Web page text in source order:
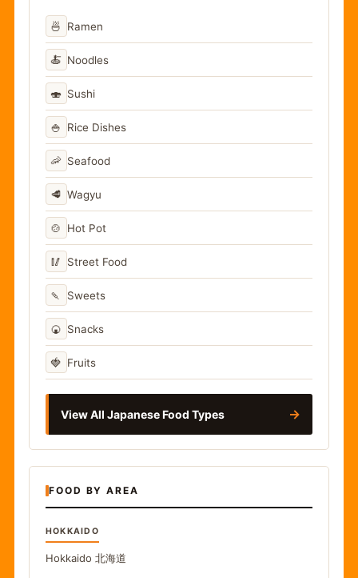
🍜 Ramen
🍝 Noodles
🍣 Sushi
🍚 Rice Dishes
🦐 Seafood
🥩 Wagyu
🍲 Hot Pot
🥢 Street Food
🍡 Sweets
🍘 Snacks
🍓 Fruits
View All Japanese Food Types →
FOOD BY AREA
HOKKAIDO
Hokkaido 北海道